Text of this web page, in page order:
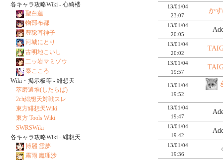
13/01/04
23:07
か
13/01/04
20:05
13/01/04
20:02
13/01/04
19:57
13/01/04
19:52
13/01/04
19:47
13/01/04
19:42
13/01/04
19:36
各キャラ攻略Wiki - 心綺楼
聖白蓮
物部布都
豊聡耳神子
河城にとり
古明地こいし
二ッ岩マミゾウ
秦こころ
Wiki・掲示板等 - 緋想天
萃磨選堆(したらば)
2ch緋想天対戦スレ
東方緋想天Wiki
東方 Tools Wiki
SWRSWiki
各キャラ攻略Wiki - 緋想天
博麗 霊夢
霧雨 魔理沙